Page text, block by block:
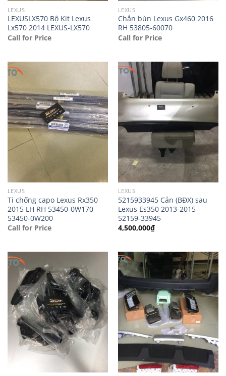
LEXUS
LEXUSLX570 Bộ Kit Lexus
Lx570 2014 LEXUS-LX570
Call for Price
LEXUS
Chắn bùn Lexus Gx460 2016
RH 53805-60070
Call for Price
LEXUS
Ti chống capo Lexus Rx350
2015 LH RH 53450-0W170
53450-0W200
Call for Price
LEXUS
5215933945 Cản (BĐX) sau
Lexus Es350 2013-2015
52159-33945
4,500,000₫